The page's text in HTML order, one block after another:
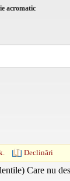
acromatic
Declinări
Care nu